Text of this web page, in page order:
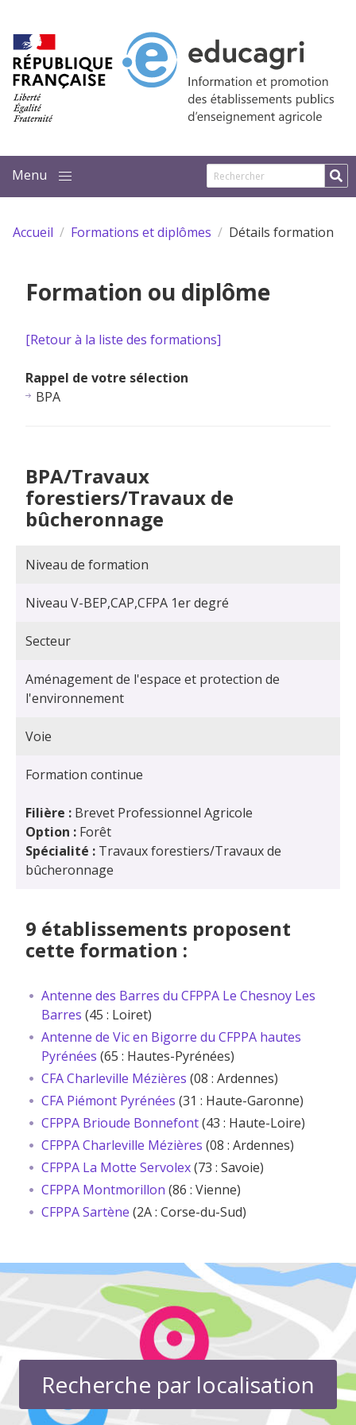
Accueil Formations et diplômes Détails formation
Formation ou diplôme
[Retour à la liste des formations]
Rappel de votre sélection
BPA
BPA/Travaux
forestiers/Travaux de
bûcheronnage
Niveau de formation
Niveau V-BEP,CAP,CFPA 1er degré
Secteur
Aménagement de l'espace et protection de
l'environnement
Voie
Formation continue
Filière : Brevet Professionnel Agricole
Option : Forêt
Spécialité : Travaux forestiers/Travaux de
bûcheronnage
9 établissements proposent
cette formation :
Antenne des Barres du CFPPA Le Chesnoy Les
Barres (45 : Loiret)
Antenne de Vic en Bigorre du CFPPA hautes
Pyrénées (65 : Hautes-Pyrénées)
CFA Charleville Mézières (08 : Ardennes)
CFA Piémont Pyrénées (31 : Haute-Garonne)
CFPPA Brioude Bonnefont(43 : Haute-Loire)
CFPPA Charleville Mézières (08 : Ardennes)
CFPPA La Motte Servolex(73 : Savoie)
CFPPA Montmorillon (86 : Vienne)
CFPPA Sartène (2A : Corse-du-Sud)
Recherche par localisation